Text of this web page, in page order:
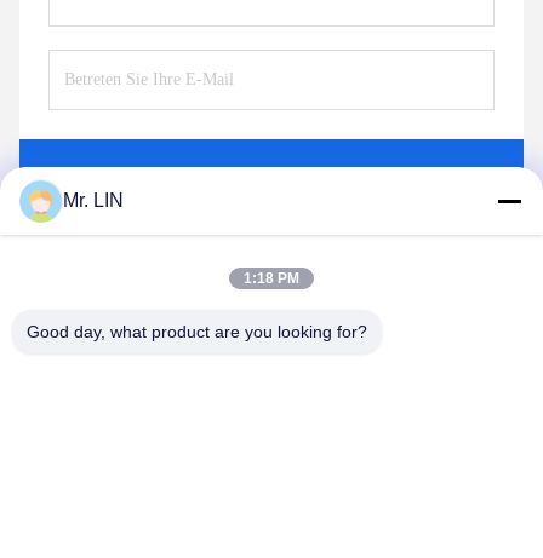
Mr. LIN
1:18 PM
Good day, what product are you looking for?